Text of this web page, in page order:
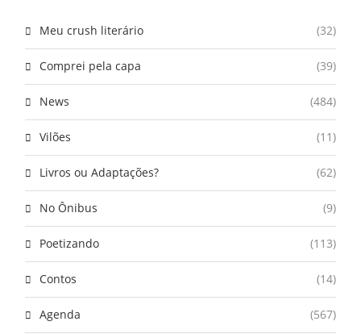
Meu crush literário (32)
Comprei pela capa (39)
News (484)
Vilões (11)
Livros ou Adaptações? (62)
No Ônibus (9)
Poetizando (113)
Contos (14)
Agenda (567)